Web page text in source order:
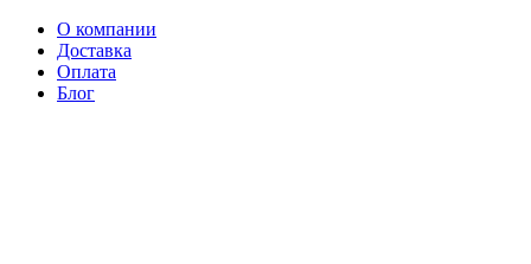
О компании
Доставка
Оплата
Блог